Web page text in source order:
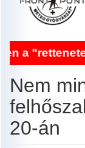
Nem
20-án